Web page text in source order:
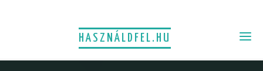
HASZNÁLDFEL.HU